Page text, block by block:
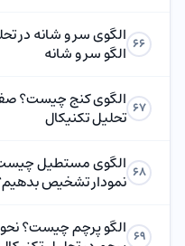
66 الگوی سر و شانه در
الگو سر و شانه
67 الگوی کنج چیست؟
تحلیل تکنیکال
68 الگوی مستطیل چیست
نمودار تشخیص
69 الگو پرچم چیست؟